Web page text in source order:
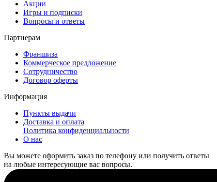
Акции
Игры и подписки
Вопросы и ответы
Партнерам
Франшиза
Коммерческое предложение
Сотрудничество
Договор оферты
Информация
Пункты выдачи
Доставка и оплата
Политика конфиденциальности
О нас
Вы можете оформить заказ по телефону или получить ответы
на любые интересующие вас вопросы.